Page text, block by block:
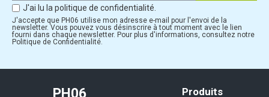
J'ai lu la politique de confidentialité.
J'accepte que PH06 utilise mon adresse e-mail pour l'envoi de la
newsletter. Vous pouvez vous désinscrire à tout moment avec le lien
fourni dans chaque newsletter. Pour plus d'informations, consultez notre
Politique de Confidentialité.
Produits